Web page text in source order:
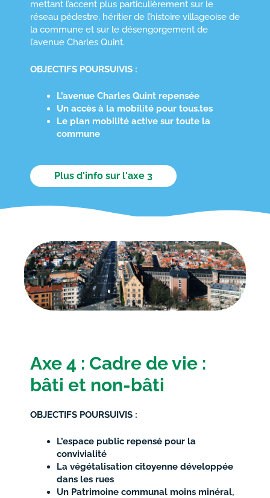
mettant l’accent plus particulièrement sur le
réseau pédestre, héritier de l’histoire villageoise de
la commune et sur le désengorgement de
l’avenue Charles Quint.
OBJECTIFS POURSUIVIS :
L’avenue Charles Quint repensée
Un accès à la mobilité pour tous.tes
Le plan mobilité active sur toute la
commune
Plus d'info sur l'axe 3
Axe 4 : Cadre de vie :
bâti et non-bâti
OBJECTIFS POURSUIVIS :
L’espace public repensé pour la
convivialité
La végétalisation citoyenne développée
dans les rues
Un Patrimoine communal moins minéral,